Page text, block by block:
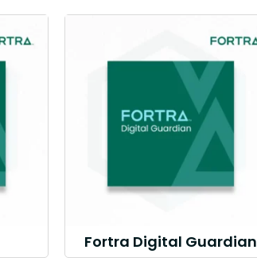
Fortra Digital Guardian